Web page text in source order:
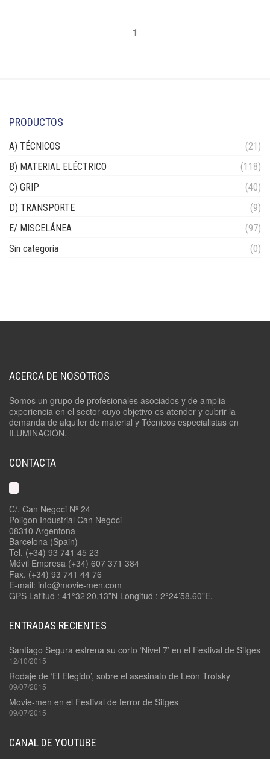
1
PRODUCTOS
A) TÉCNICOS
(21)
B) MATERIAL ELÉCTRICO
(118)
C) GRIP
(40)
D) TRANSPORTE
(9)
E/ MISCELÁNEA
(97)
Sin categoría
(0)
ACERCA DE NOSOTROS
Somos un grupo de profesionales asociados y de amplia
experiencia en el sector cuyo objetivo es atender y cubrir la
demanda de alquiler de material y Técnicos especialistas en
ILUMINACIÓN.
CONTACTA
C/. Can Negoci Nº 24
Poligon Industrial Can Negoci
08310 Argentona
Barcelona (Spain)
Tel. (+34) 93 741 45 23
Móvil Empresa (+34) 607 371 384
Fax. (+34) 93 741 44 76
E-mail: info@movie-men.com
GPS Latitud : 41°32’20.13”N Longitud : 2°24’58.60”E.
ENTRADAS RECIENTES
Santiago Segura estrena su corto ‘Nivel 7’ en el Festival de Sitges
12/10/2015
Rodaje de ‘El Elegido’, sobre el asesinato de León Trotsky
09/07/2015
Movie-men en el Festival de terror de Sitges
09/07/2015
CANAL DE YOUTUBE